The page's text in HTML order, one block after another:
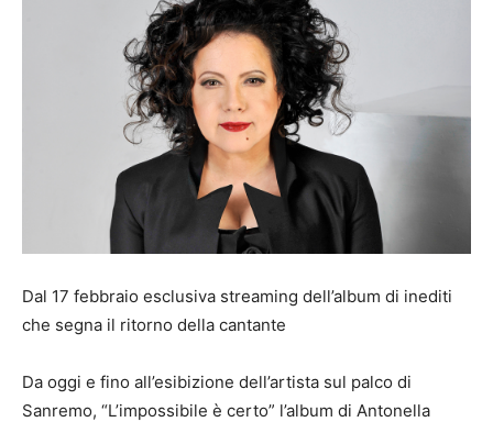
Dal 17 febbraio esclusiva streaming dell’album di inediti
che segna il ritorno della cantante
Da oggi e fino all’esibizione dell’artista sul palco di
Sanremo, “L’impossibile è certo” l’album di Antonella